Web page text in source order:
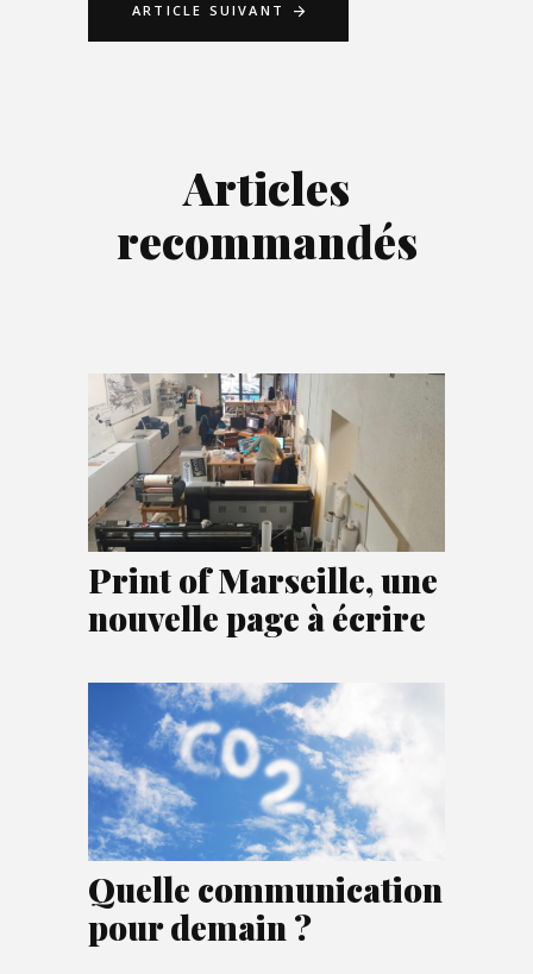
ARTICLE SUIVANT
Articles
recommandés
Print of Marseille, une
nouvelle page à écrire
Quelle communication
pour demain ?